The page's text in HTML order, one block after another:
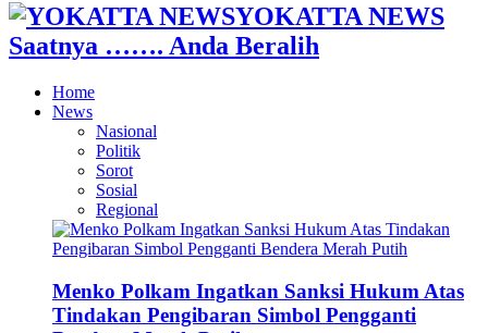
YOKATTA NEWS
Saatnya ……. Anda Beralih
Home
News
Nasional
Politik
Sorot
Sosial
Regional
Menko Polkam Ingatkan Sanksi Hukum Atas
Tindakan Pengibaran Simbol Pengganti